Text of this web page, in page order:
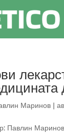
Маринов |
Павлин